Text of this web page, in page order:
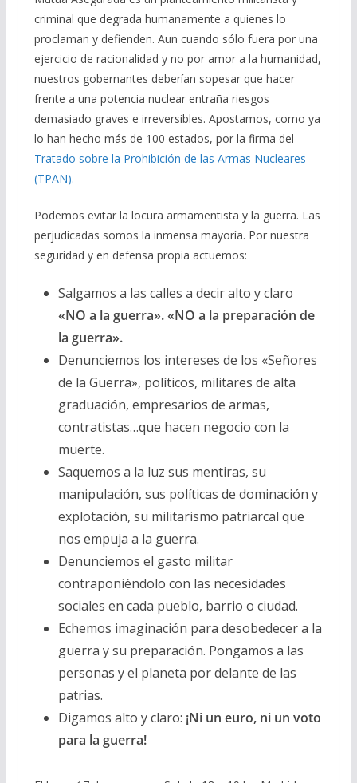
criminal que degrada humanamente a quienes lo
proclaman y defienden. Aun cuando sólo fuera por una
ejercicio de racionalidad y no por amor a la humanidad,
nuestros gobernantes deberían sopesar que hacer
frente a una potencia nuclear entraña riesgos
demasiado graves e irreversibles. Apostamos, como ya
lo han hecho más de 100 estados, por la firma del
Tratado sobre la Prohibición de las Armas Nucleares
(TPAN).
Podemos evitar la locura armamentista y la guerra. Las
perjudicadas somos la inmensa mayoría. Por nuestra
seguridad y en defensa propia actuemos:
Salgamos a las calles a decir alto y claro
«NO a la guerra». «NO a la preparación de
la guerra».
Denunciemos los intereses de los «Señores
de la Guerra», políticos, militares de alta
graduación, empresarios de armas,
contratistas…que hacen negocio con la
muerte.
Saquemos a la luz sus mentiras, su
manipulación, sus políticas de dominación y
explotación, su militarismo patriarcal que
nos empuja a la guerra.
Denunciemos el gasto militar
contraponiéndolo con las necesidades
sociales en cada pueblo, barrio o ciudad.
Echemos imaginación para desobedecer a la
guerra y su preparación. Pongamos a las
personas y el planeta por delante de las
patrias.
Digamos alto y claro: ¡Ni un euro, ni un voto
para la guerra!